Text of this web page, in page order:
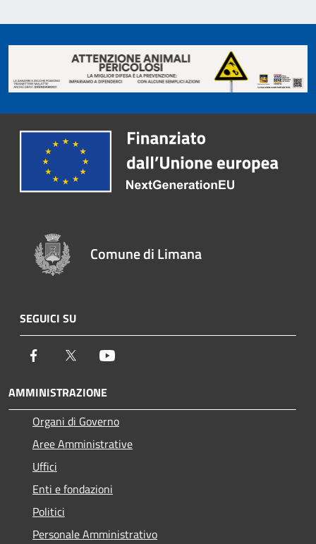
Comune di Limana
SEGUICI SU
Facebook Twitter
AMMINISTRAZIONE
Organi di Governo
Aree Amministrative
Uffici
Enti e fondazioni
Politici
Personale Amministrativo